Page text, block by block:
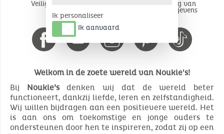
Veilige betaling Bescherming van
persoonsgegevens
Welkom in de zoete wereld van Noukie's!
Bij Noukie’sdenken wij dat de wereld beter
functioneert, dankzij liefde, leren en zelfstandigheid.
Wij willen bijdragen aan een positievere wereld. Het
is aan ons om toekomstige en jonge ouders te
ondersteunen door hen te inspireren, zodat zij op een
Ik personaliseer
Ik aanvaard